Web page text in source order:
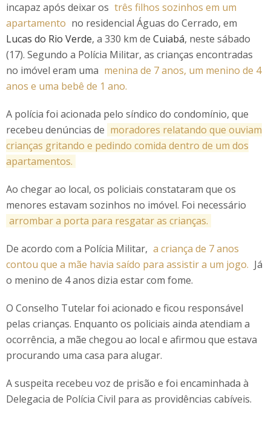
incapaz após deixar os três filhos sozinhos em um
apartamento no residencial Águas do Cerrado, em
Lucas do Rio Verde, a 330 km de Cuiabá, neste sábado
(17). Segundo a Polícia Militar, as crianças encontradas
no imóvel eram uma menina de 7 anos, um menino de 4
anos e uma bebê de 1 ano.
A polícia foi acionada pelo síndico do condomínio, que
recebeu denúncias de moradores relatando que ouviam
crianças gritando e pedindo comida dentro de um dos
apartamentos.
Ao chegar ao local, os policiais constataram que os
menores estavam sozinhos no imóvel. Foi necessário
arrombar a porta para resgatar as crianças.
De acordo com a Polícia Militar, a criança de 7 anos
contou que a mãe havia saído para assistir a um jogo. Já
o menino de 4 anos dizia estar com fome.
O Conselho Tutelar foi acionado e ficou responsável
pelas crianças. Enquanto os policiais ainda atendiam a
ocorrência, a mãe chegou ao local e afirmou que estava
procurando uma casa para alugar.
A suspeita recebeu voz de prisão e foi encaminhada à
Delegacia de Polícia Civil para as providências cabíveis.